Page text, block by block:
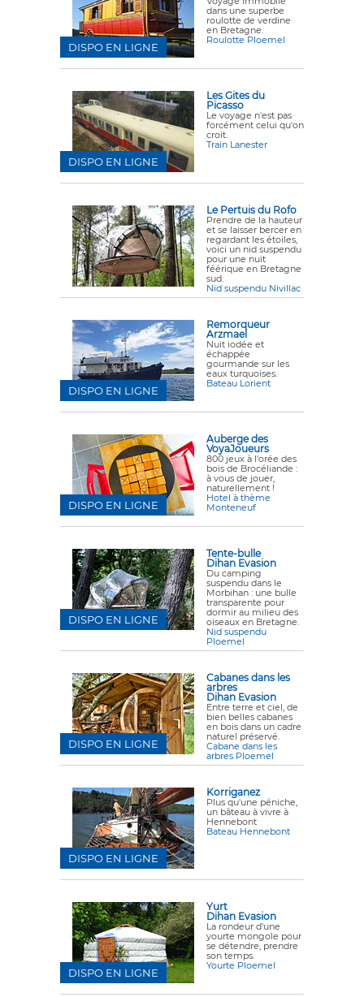
dans une superbe
roulotte de verdine
en Bretagne.
Roulotte Ploemel
DISPO EN LIGNE
Les Gites du
Picasso
Le voyage n'est pas
forcément celui qu'on
croit.
Train Lanester
DISPO EN LIGNE
Le Pertuis du Rofo
Prendre de la hauteur
et se laisser bercer en
regardant les étoiles,
voici un nid suspendu
pour une nuit
féérique en Bretagne
sud.
Nid suspendu Nivillac
Remorqueur
Arzmael
Nuit iodée et
échappée
gourmande sur les
eaux turquoises.
Bateau Lorient
DISPO EN LIGNE
Auberge des
VoyaJoueurs
800 jeux à l'orée des
bois de Brocéliande :
à vous de jouer,
naturellement !
Hotel à thème
Monteneuf
DISPO EN LIGNE
Tente-bulle
Dihan Evasion
Du camping
suspendu dans le
Morbihan : une bulle
transparente pour
dormir au milieu des
oiseaux en Bretagne.
Nid suspendu
Ploemel
DISPO EN LIGNE
Cabanes dans les
arbres
Dihan Evasion
Entre terre et ciel, de
bien belles cabanes
en bois dans un cadre
naturel préservé.
Cabane dans les
arbres Ploemel
DISPO EN LIGNE
Korriganez
Plus qu'une péniche,
un bâteau à vivre à
Hennebont
Bateau Hennebont
DISPO EN LIGNE
Yurt
Dihan Evasion
La rondeur d'une
yourte mongole pour
se détendre, prendre
son temps.
Yourte Ploemel
DISPO EN LIGNE